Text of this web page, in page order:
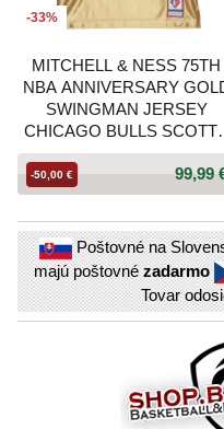
-33%
MITCHELL & NESS 75TH
NBA ANNIVERSARY
SWINGMAN JERSEY
CHICAGO BULLS
PIPPEN GOLD
99,99
-50,00 €
Poštovné na
majú poštovnézadarmo
Tovar